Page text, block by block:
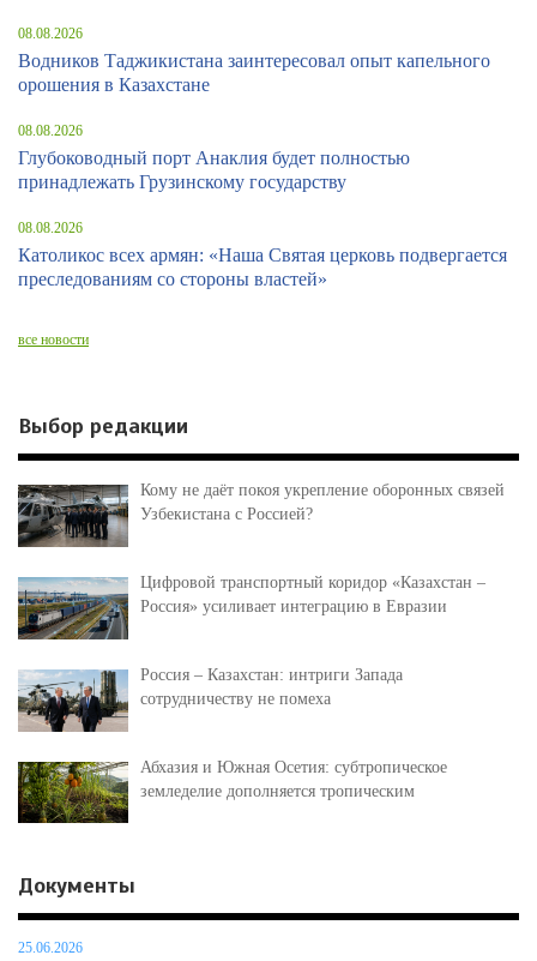
08.08.2026
Водников Таджикистана заинтересовал опыт капельного
орошения в Казахстане
08.08.2026
Глубоководный порт Анаклия будет полностью
принадлежать Грузинскому государству
08.08.2026
Католикос всех армян: «Наша Святая церковь подвергается
преследованиям со стороны властей»
все новости
Выбор редакции
Кому не даёт покоя укрепление оборонных связей
Узбекистана с Россией?
Цифровой транспортный коридор «Казахстан –
Россия» усиливает интеграцию в Евразии
Россия – Казахстан: интриги Запада
сотрудничеству не помеха
Абхазия и Южная Осетия: субтропическое
земледелие дополняется тропическим
Документы
25.06.2026